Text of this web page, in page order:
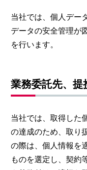
当社では、個人デー
データの安全管理が
を行います。
業務委託先、
当社では、取得した
の達成のため、取り
の際は、個人情報を
ものを選定し、契約